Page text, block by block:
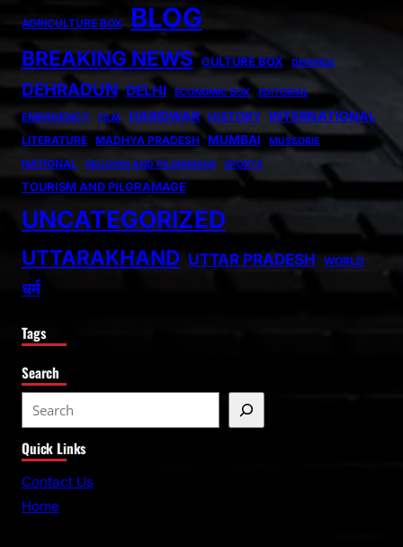
AGRICULTURE BOX BLOG
BREAKING NEWS CULTURE BOX DEFENCE
DEHRADUN DELHI ECONOMIC BOX EDITORIAL
EMERGENCY FILM HARIDWAR HISTORY INTERNATIONAL
LITERATURE MADHYA PRADESH MUMBAI MUSSORIE
NATIONAL RELIGION AND PILGRIMAGE SPORTS
TOURISM AND PILGRAMAGE
UNCATEGORIZED
UTTARAKHAND UTTAR PRADESH WORLD
धर्म
Tags
Search
e
a
r
Quick Links
Contact Us
Home